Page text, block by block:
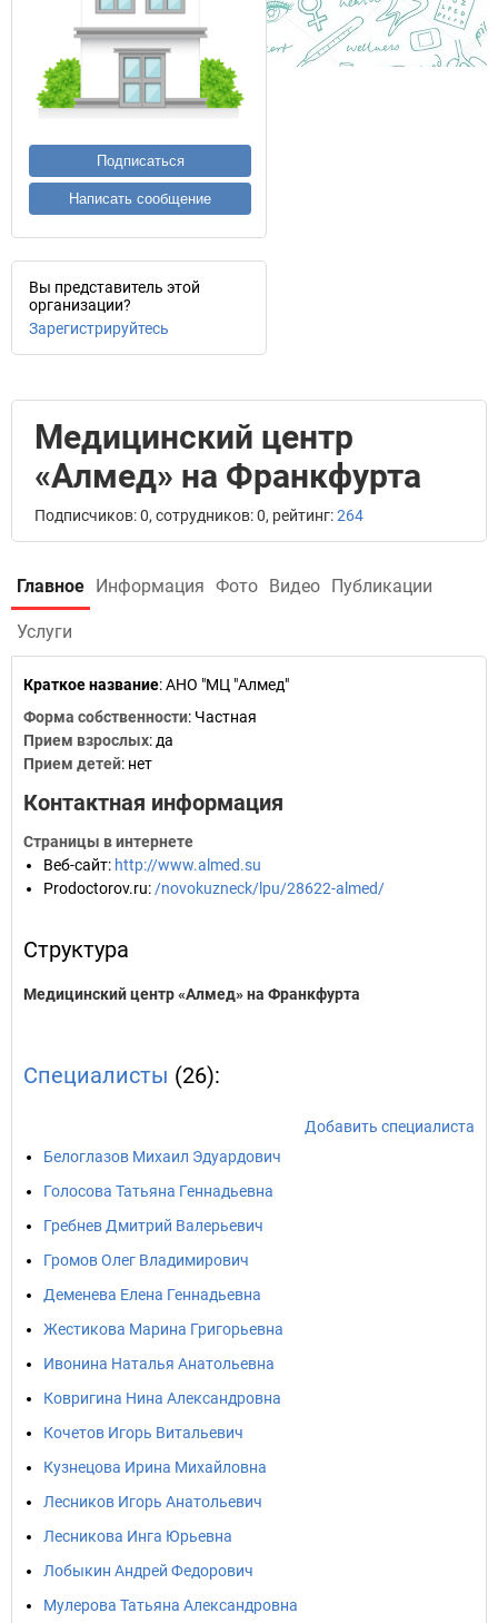
Подписаться
Написать сообщение
Вы представитель этой
организации?
Зарегистрируйтесь
Медицинский центр
«Алмед» на Франкфурта
Подписчиков: 0, сотрудников: 0, рейтинг:264
Главное Информация Фото Видео Публикации
Услуги
Краткое название:АНО "МЦ "Алмед"
Форма собственности: Частная
Прием взрослых: да
Прием детей: нет
Контактная информация
Страницы в интернете
Веб-сайт: http://www.almed.su
Prodoctorov.ru: /novokuzneck/lpu/28622-almed/
Структура
Медицинский центр «Алмед» на Франкфурта
Специалисты (26):
Добавить специалиста
Белоглазов Михаил Эдуардович
Голосова Татьяна Геннадьевна
Гребнев Дмитрий Валерьевич
Громов Олег Владимирович
Деменева Елена Геннадьевна
Жестикова Марина Григорьевна
Ивонина Наталья Анатольевна
Ковригина Нина Александровна
Кочетов Игорь Витальевич
Кузнецова Ирина Михайловна
Лесников Игорь Анатольевич
Лесникова Инга Юрьевна
Лобыкин Андрей Федорович
Мулерова Татьяна Александровна